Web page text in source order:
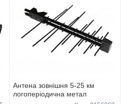
Антена зовнiшня 5-25 км
логоперiодична метал